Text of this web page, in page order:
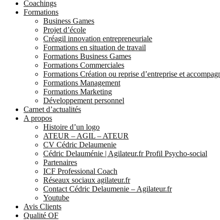
Coachings
Formations
Business Games
Projet d’école
Créagil innovation entrepreneuriale
Formations en situation de travail
Formations Business Games
Formations Commerciales
Formations Création ou reprise d’entreprise et
Formations Management
Formations Marketing
Développement personnel
Carnet d’actualités
A propos
Histoire d’un logo
ATEUR – AGIL – ATEUR
CV Cédric Delaumenie
Cédric Delauménie | Agilateur.fr Profil Psycho-social
Partenaires
ICF Professional Coach
Réseaux sociaux agilateur.fr
Contact Cédric Delaumenie – Agilateur.fr
Youtube
Avis Clients
Qualité OF